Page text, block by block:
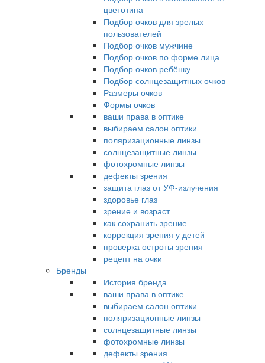
цветотипа
Подбор очков для зрелых
пользователей
Подбор очков мужчине
Подбор очков по форме лица
Подбор очков ребёнку
Подбор солнцезащитных очков
Размеры очков
Формы очков
ваши права в оптике
выбираем салон оптики
поляризационные линзы
солнцезащитные линзы
фотохромные линзы
дефекты зрения
защита глаз от УФ-излучения
здоровье глаз
зрение и возраст
как сохранить зрение
коррекция зрения у детей
проверка остроты зрения
рецепт на очки
Бренды
История бренда
ваши права в оптике
выбираем салон оптики
поляризационные линзы
солнцезащитные линзы
фотохромные линзы
дефекты зрения